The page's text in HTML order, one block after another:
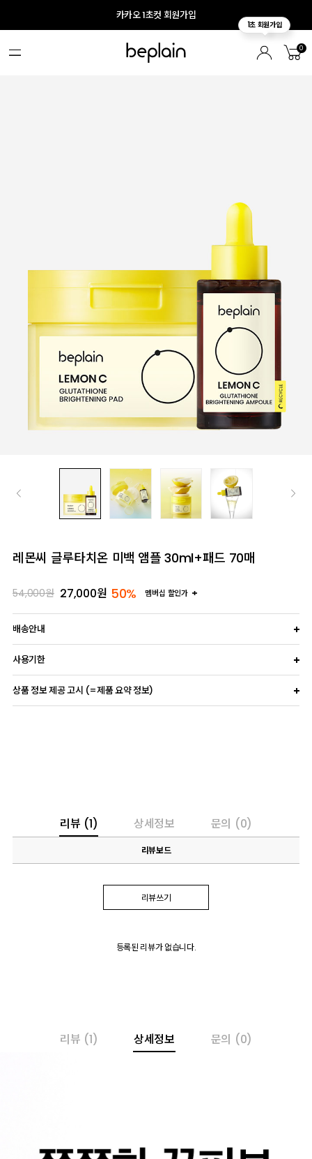
카카오 1초컷 회원가입
0
레몬씨 글루타치온 미백 앰플 30ml+패드 70매
54,000원 27,000원 50% 멤버십 할인가
배송안내
사용기한
상품 정보 제공 고시 (=제품 요약 정보)
리뷰 (1) 상세정보 문의 (0)
리뷰보드
리뷰쓰기
등록된 리뷰가 없습니다.
리뷰 (1) 상세정보 문의 (0)